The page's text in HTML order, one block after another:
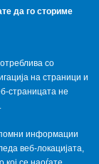
да го сториме
со
на страници и
страницата не
информации
веб-локацијата,